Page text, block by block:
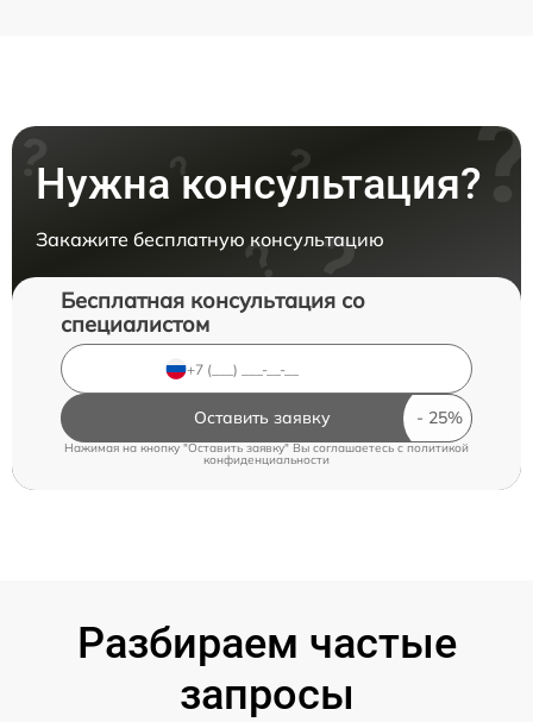
Нужна консультация?
Закажите бесплатную консультацию
Бесплатная консультация со
специалистом
Оставить заявку
Нажимая на кнопку "Оставить заявку" Вы соглашаетесь c политикой
конфиденциальности
Разбираем частые
запросы